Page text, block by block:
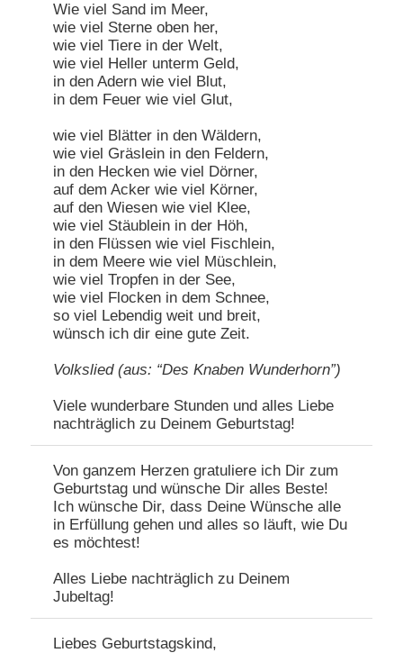
Wie viel Sand im Meer,
wie viel Sterne oben her,
wie viel Tiere in der Welt,
wie viel Heller unterm Geld,
in den Adern wie viel Blut,
in dem Feuer wie viel Glut,
wie viel Blätter in den Wäldern,
wie viel Gräslein in den Feldern,
in den Hecken wie viel Dörner,
auf dem Acker wie viel Körner,
auf den Wiesen wie viel Klee,
wie viel Stäublein in der Höh,
in den Flüssen wie viel Fischlein,
in dem Meere wie viel Müschlein,
wie viel Tropfen in der See,
wie viel Flocken in dem Schnee,
so viel Lebendig weit und breit,
wünsch ich dir eine gute Zeit.
Volkslied (aus: “Des Knaben Wunderhorn”)
Viele wunderbare Stunden und alles Liebe
nachträglich zu Deinem Geburtstag!
Von ganzem Herzen gratuliere ich Dir zum
Geburtstag und wünsche Dir alles Beste!
Ich wünsche Dir, dass Deine Wünsche alle
in Erfüllung gehen und alles so läuft, wie Du
es möchtest!
Alles Liebe nachträglich zu Deinem
Jubeltag!
Liebes Geburtstagskind,